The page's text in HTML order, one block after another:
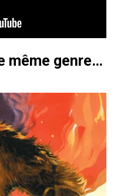
même genre…